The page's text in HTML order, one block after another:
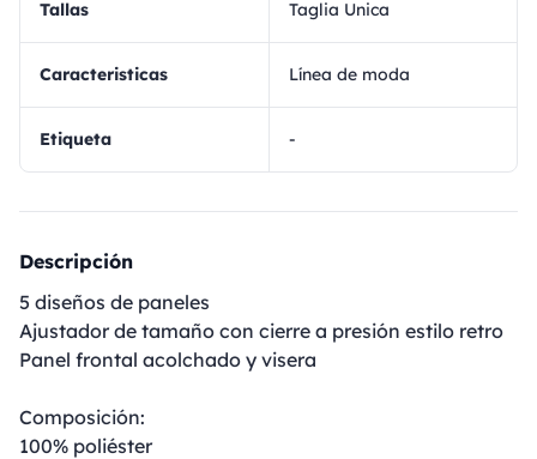
Tallas Taglia Unica
Caracteristicas Línea de moda
Etiqueta -
Descripción
5 diseños de paneles
Ajustador de tamaño con cierre a presión estilo retro
Panel frontal acolchado y visera
Composición:
100% poliéster